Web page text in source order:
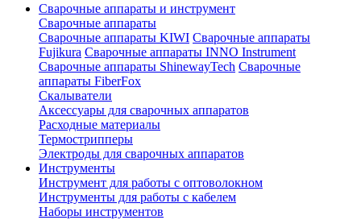
Сварочные аппараты и инструмент
Сварочные аппараты
Сварочные аппараты KIWI Сварочные аппараты
Fujikura Сварочные аппараты INNO Instrument
Сварочные аппараты ShinewayTech Cварочные
аппараты FiberFox
Скалыватели
Аксессуары для сварочных аппаратов
Расходные материалы
Термострипперы
Электроды для сварочных аппаратов
Инструменты
Инструмент для работы с оптоволокном
Инструменты для работы с кабелем
Наборы инструментов